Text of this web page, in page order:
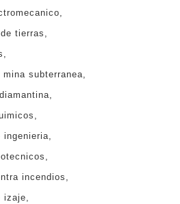
tierras
mina subterranea
ingenieria
incendios
izaje